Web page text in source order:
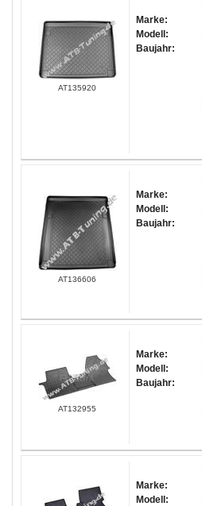
AT135920
Marke:
Modell:
Baujahr:
AT136606
Marke:
Modell:
Baujahr:
AT132955
Marke:
Modell:
Baujahr:
Marke:
Modell: